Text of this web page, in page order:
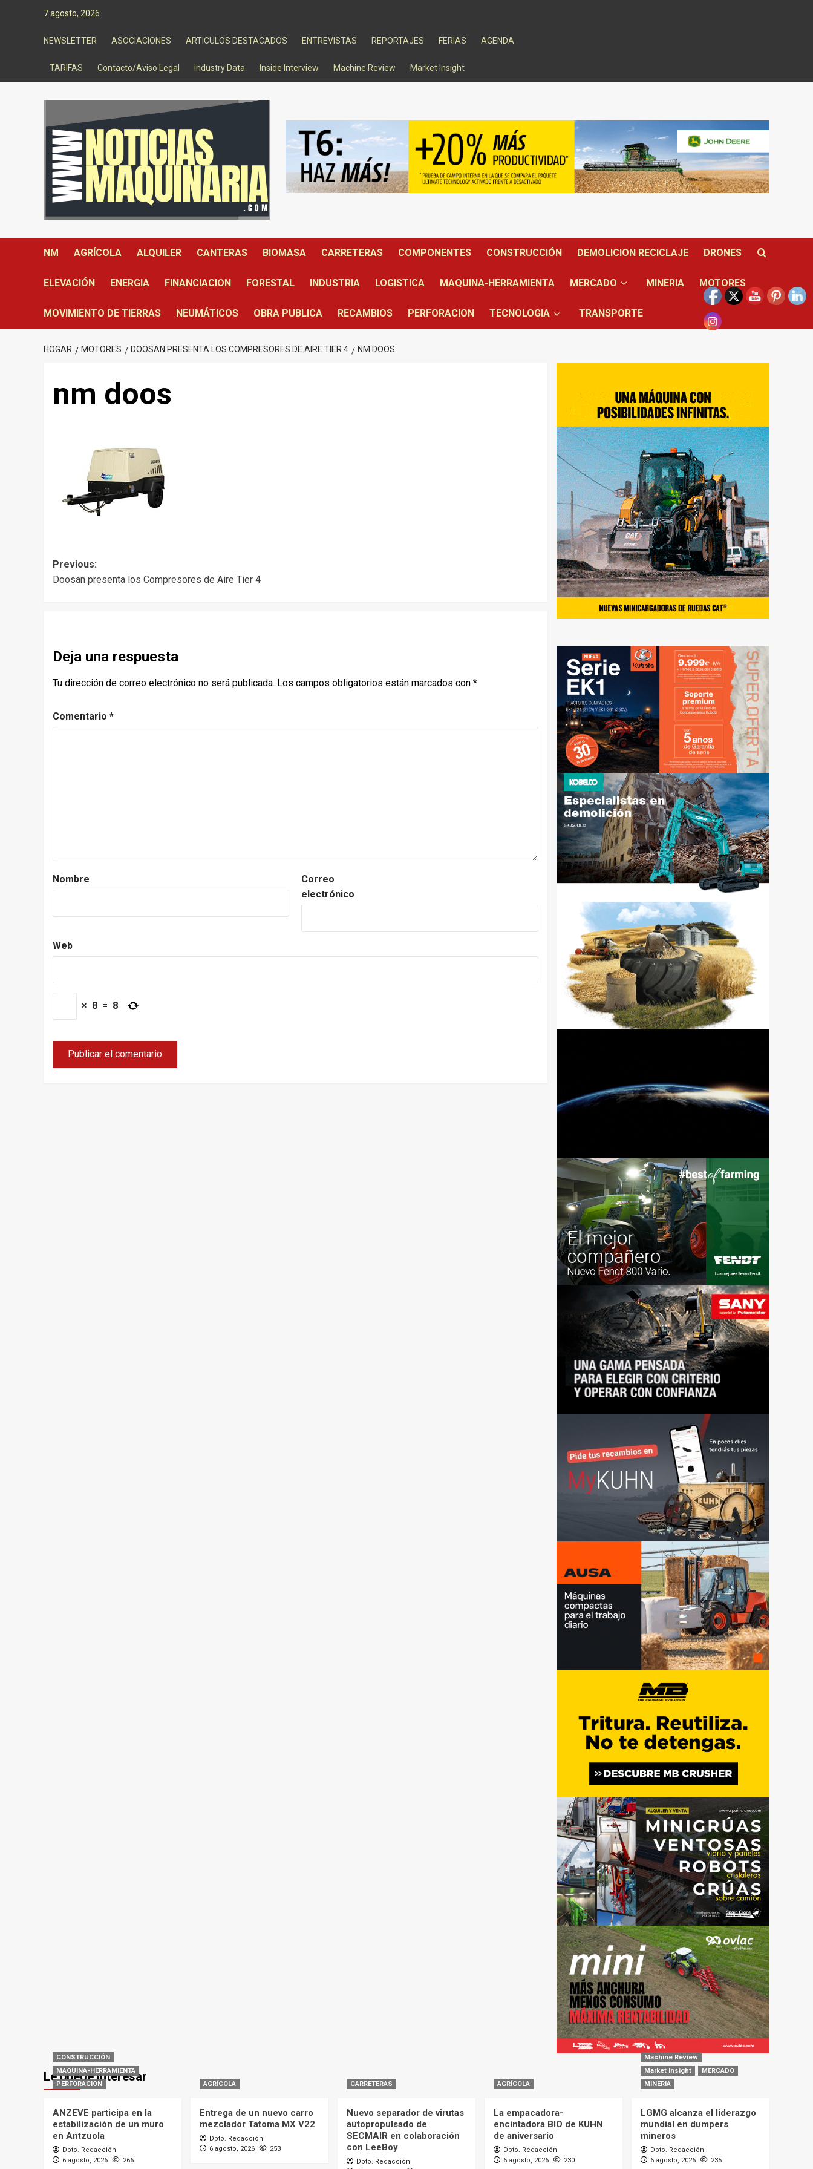
7 agosto, 2026
NEWSLETTER ASOCIACIONES ARTICULOS DESTACADOS ENTREVISTAS REPORTAJES FERIAS AGENDA
TARIFAS Contacto/Aviso Legal Industry Data Inside Interview Machine Review Market Insight
NM AGRÍCOLA ALQUILER CANTERAS BIOMASA CARRETERAS COMPONENTES CONSTRUCCIÓN DEMOLICION RECICLAJE DRONES
ELEVACIÓN ENERGIA FINANCIACION FORESTAL INDUSTRIA LOGISTICA MAQUINA-HERRAMIENTA MERCADO MINERIA MOTORES
MOVIMIENTO DE TIERRAS NEUMÁTICOS OBRA PUBLICA RECAMBIOS PERFORACION TECNOLOGIA TRANSPORTE
HOGAR MOTORES DOOSAN PRESENTA LOS COMPRESORES DE AIRE TIER 4 NM DOOS
nm doos
Post
navigation
Previous:
Doosan presenta los Compresores de Aire Tier 4
Deja una respuesta
Tu dirección de correo electrónico no será publicada. Los campos obligatorios están marcados con *
Comentario *
Nombre
Correo
electrónico
Web
× 8 = 8
Le puede interesar
CONSTRUCCIÓN
MAQUINA-HERRAMIENTA
PERFORACION
ANZEVE participa en la
estabilización de un muro
en Antzuola
Dpto. Redacción
6 agosto, 2026
266
AGRÍCOLA
Entrega de un nuevo carro
mezclador Tatoma MX V22
Dpto. Redacción
6 agosto, 2026
253
CARRETERAS
Nuevo separador de virutas
autopropulsado de
SECMAIR en colaboración
con LeeBoy
Dpto. Redacción
AGRÍCOLA
La empacadora-
encintadora BIO de KUHN
de aniversario
Dpto. Redacción
6 agosto, 2026
230
Machine Review
Market Insight
MERCADO
MINERIA
LGMG alcanza el liderazgo
mundial en dumpers
mineros
Dpto. Redacción
6 agosto, 2026
235